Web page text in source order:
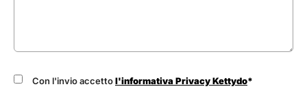
Con l'invio accettol'informativa Privacy Kettydo*